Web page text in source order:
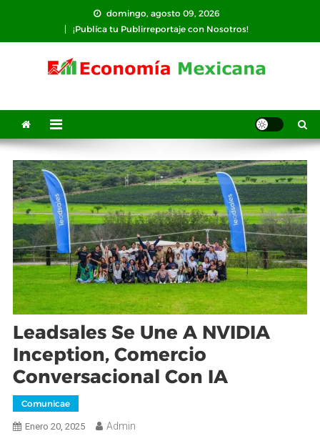
contenido
domingo, agosto 09, 2026
¡Publíca tu Publirreportaje con Nosotros!
Leadsales Se Une A NVIDIA
Inception, Comercio
Conversacional Con IA
Comunicae
Enero 20, 2025 Admin